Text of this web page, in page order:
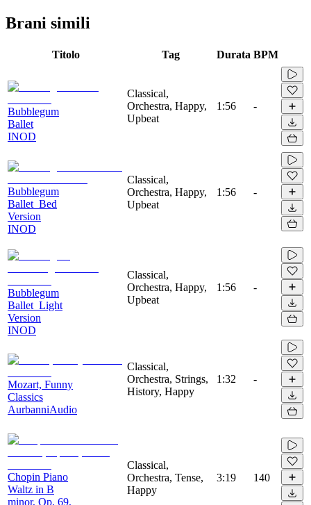
Brani simili
Titolo Tag Durata BPM
Bubblegum
Ballet
INOD
Classical,
Orchestra, Happy,
Upbeat
1:56 -
Bubblegum
Ballet_Bed
Version
INOD
Classical,
Orchestra, Happy,
Upbeat
1:56 -
Bubblegum
Ballet_Light
Version
INOD
Classical,
Orchestra, Happy,
Upbeat
1:56 -
Mozart, Funny
Classics
AurbanniAudio
Classical,
Orchestra, Strings,
History, Happy
1:32 -
Chopin Piano
Waltz in B
minor, Op. 69,
Classical,
Orchestra, Tense,
Happy
3:19 140